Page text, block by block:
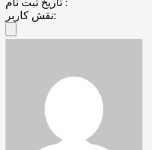
تاریخ ثبت نام :
نقش کاربر: